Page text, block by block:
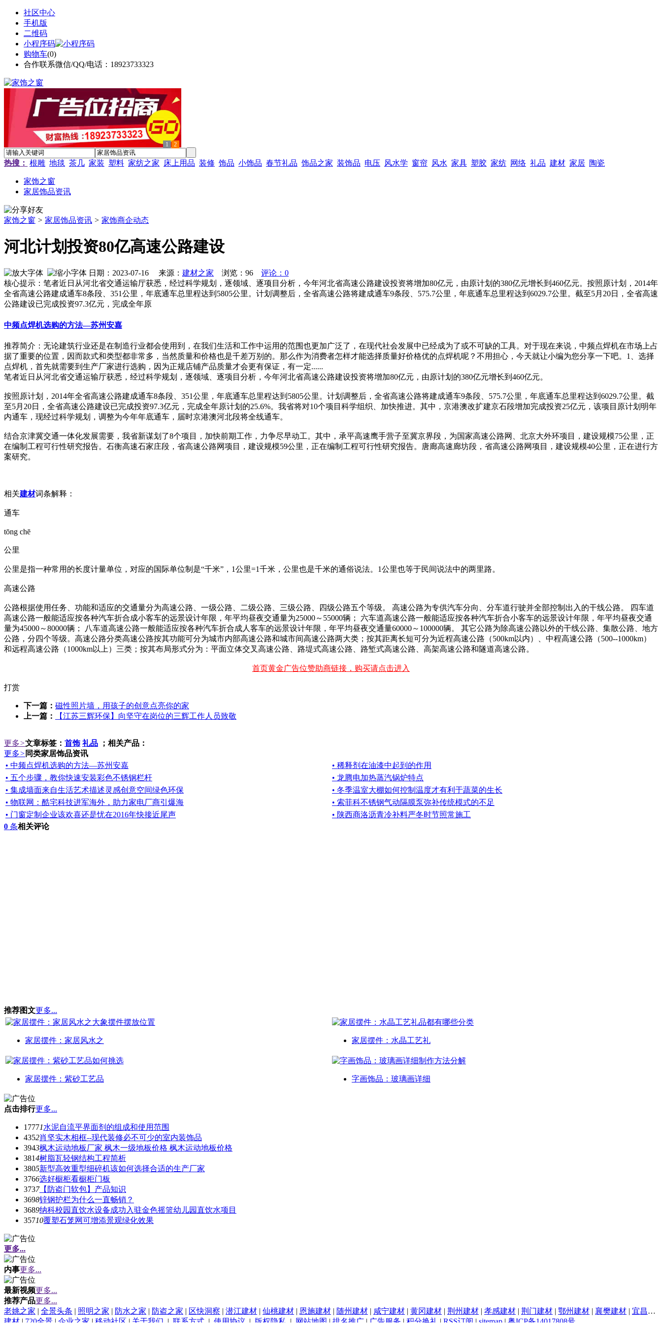
社区中心
手机版
二维码
小程序码
购物车(0)
合作联系微信/QQ/电话：18923733323
1 2
热搜： 根雕 地毯 茶几 家装 塑料 家纺之家 床上用品 装修 饰品 小饰品 春节礼品 饰品之家 装饰品 电压 风水学 窗帘 风水 家具 塑胶 家纺 网络 礼品 建材 家居 陶瓷
家饰之窗
家居饰品资讯
家饰之窗 > 家居饰品资讯 > 家饰商企动态
河北计划投资80亿高速公路建设
日期：2023-07-16 来源： 建材之家 浏览： 96
评论：0
核心提示：笔者近日从河北省交通运输厅获悉，经过科学规划，逐领域、逐项目分析，今年河北省高速公路建设投资将增加80亿元，由原计划的380亿元增长到460亿元。按照原计划，2014年
全省高速公路建成通车8条段、351公里，年底通车总里程达到5805公里。计划调整后，全省高速公路将建成通车9条段、575.7公里，年底通车总里程达到6029.7公里。截至5月20日，全省高速
公路建设已完成投资97.3亿元，完成全年原
中频点焊机选购的方法—苏州安嘉
推荐简介：无论建筑行业还是在制造行业都会使用到，在我们生活和工作中运用的范围也更加广泛了，在现代社会发展中已经成为了或不可缺的工具。对于现在来说，中频点焊机在市场上占
据了重要的位置，因而款式和类型都非常多，当然质量和价格也是千差万别的。那么作为消费者怎样才能选择质量好价格优的点焊机呢？不用担心，今天就让小编为您分享一下吧。1、选择
点焊机，首先就需要到生产厂家进行选购，因为正规店铺产品质量才会更有保证，有一定......
笔者近日从河北省交通运输厅获悉，经过科学规划，逐领域、逐项目分析，今年河北省高速公路建设投资将增加80亿元，由原计划的380亿元增长到460亿元。
按照原计划，2014年全省高速公路建成通车8条段、351公里，年底通车总里程达到5805公里。计划调整后，全省高速公路将建成通车9条段、575.7公里，年底通车总里程达到6029.7公里。截
至5月20日，全省高速公路建设已完成投资97.3亿元，完成全年原计划的25.6%。我省将对10个项目科学组织、加快推进。其中，京港澳改扩建京石段增加完成投资25亿元，该项目原计划明年
内通车，现经过科学规划，调整为今年年底通车，届时京港澳河北段将全线通车。
结合京津冀交通一体化发展需要，我省新谋划了8个项目，加快前期工作，力争尽早动工。其中，承平高速鹰手营子至冀京界段，为国家高速公路网、北京大外环项目，建设规模75公里，正
在编制工程可行性研究报告。石衡高速石家庄段，省高速公路网项目，建设规模59公里，正在编制工程可行性研究报告。唐廊高速廊坊段，省高速公路网项目，建设规模40公里，正在进行方
案研究。
相关建材词条解释：
通车
tōng chē
公里
公里是指一种常用的长度计量单位，对应的国际单位制是“千米”，1公里=1千米，公里也是千米的通俗说法。1公里也等于民间说法中的两里路。
高速公路
公路根据使用任务、功能和适应的交通量分为高速公路、一级公路、二级公路、三级公路、四级公路五个等级。 高速公路为专供汽车分向、分车道行驶并全部控制出入的干线公路。 四车道
高速公路一般能适应按各种汽车折合成小客车的远景设计年限，年平均昼夜交通量为25000～55000辆； 六车道高速公路一般能适应按各种汽车折合小客车的远景设计年限，年平均昼夜交通
量为45000～80000辆； 八车道高速公路一般能适应按各种汽车折合成人客车的远景设计年限，年平均昼夜交通量60000～100000辆。 其它公路为除高速公路以外的干线公路、集散公路、地方
公路，分四个等级。高速公路分类高速公路按其功能可分为城市内部高速公路和城市间高速公路两大类；按其距离长短可分为近程高速公路（500km以内）、中程高速公路（500--1000km）
和远程高速公路（1000km以上）三类；按其布局形式分为：平面立体交叉高速公路、路堤式高速公路、路堑式高速公路、高架高速公路和隧道高速公路。
首页黄金广告位赞助商链接，购买请点击进入
打赏
下一篇： 磁性照片墙，用孩子的创意点亮你的家
上一篇：
【江苏三辉环保】向坚守在岗位的三辉工作人员致敬
更多>文章标签： 首饰 礼品 ；相关产品：
更多> 同类家居饰品资讯
• 中频点焊机选购的方法—苏州安嘉
• 稀释剂在油漆中起到的作用
• 五个步骤，教你快速安装彩色不锈钢栏杆
• 龙腾电加热蒸汽锅炉特点
• 集成墙面来自生活艺术描述灵感创意空间绿色环保
• 冬季温室大棚如何控制温度才有利于蔬菜的生长
• 物联网：酷宅科技进军海外，助力家电厂商引爆海
• 索菲科不锈钢气动隔膜泵弥补传统模式的不足
• 门窗定制企业该欢喜还是忧在2016年快接近尾声
• 陕西商洛沥青冷补料严冬时节照常施工
0 条相关评论
推荐图文更多...
家居摆件：家居风水之 家居摆件：水晶工艺礼
家居摆件：紫砂工艺品 字画饰品：玻璃画详细
点击排行更多...
17771水泥自流平界面剂的组成和使用范围
4352肖坚实木相框--现代装修必不可少的室内装饰品
3943枫木运动地板厂家 枫木一级地板价格 枫木运动地板价格
3814树脂瓦轻钢结构工程简析
3805新型高效重型细碎机该如何选择合适的生产厂家
3766选好橱柜看橱柜门板
3737【防盗门软包】产品知识
3698锌钢护栏为什么一直畅销？
3689纳科校园直饮水设备成功入驻金色摇篮幼儿园直饮水项目
35710覆塑石笼网可增添景观绿化效果
更多...
内事更多...
最新视频更多...
推荐产品更多...
老姚之家 | 全景头条 | 照明之家 | 防水之家 | 防盗之家 | 区快洞察 | 潜江建材 | 仙桃建材 | 恩施建材 | 随州建材 | 咸宁建材 | 黄冈建材 | 荆州建材 | 孝感建材 | 荆门建材 | 鄂州建材 | 襄樊建材 | 宜昌建材
建材 | 720全景 | 企业之家 | 移动社区 | 关于我们 | 联系方式 | 使用协议 | 版权隐私 | 网站地图 | 排名推广 | 广告服务 | 积分换礼 | RSS订阅 | sitemap | 粤ICP备14017808号